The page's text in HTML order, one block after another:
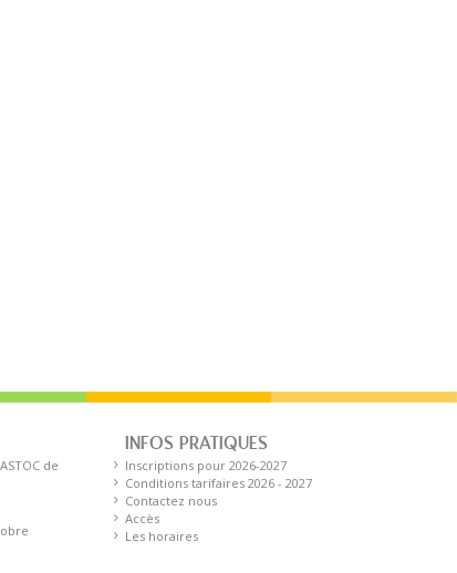
de
INFOS PRATIQUES
Inscriptions pour 2026-2027
Conditions tarifaires 2026 - 2027
Contactez nous
Accès
Les horaires